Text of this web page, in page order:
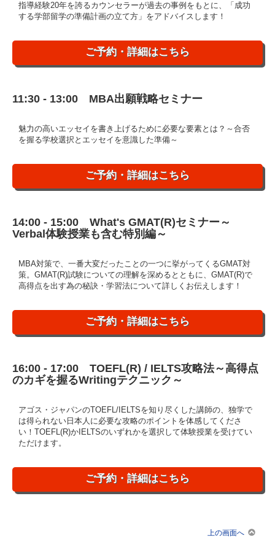
指導経験20年を誇るカウンセラーが過去の事例をもとに、「成功
する学部留学の準備計画の立て方」をアドバイスします！
ご予約・詳細はこちら
11:30 - 13:00 MBA出願戦略セミナー
魅力の高いエッセイを書き上げるために必要な要素とは？～合否
を握る学校選択とエッセイを意識した準備～
ご予約・詳細はこちら
14:00 - 15:00 What's GMAT(R)セミナー～
Verbal体験授業も含む特別編～
MBA対策で、一番大変だったことの一つに挙がってくるGMAT対
策。GMAT(R)試験についての理解を深めるとともに、GMAT(R)で
高得点を出す為の秘訣・学習法について詳しくお伝えします！
ご予約・詳細はこちら
16:00 - 17:00 TOEFL(R) / IELTS攻略法～高得点
のカギを握るWritingテクニック～
アゴス・ジャパンのTOEFL/IELTSを知り尽くした講師の、独学で
は得られない日本人に必要な攻略のポイントを体感してくださ
い！TOEFL(R)かIELTSのいずれかを選択して体験授業を受けてい
ただけます。
ご予約・詳細はこちら
上の画面へ